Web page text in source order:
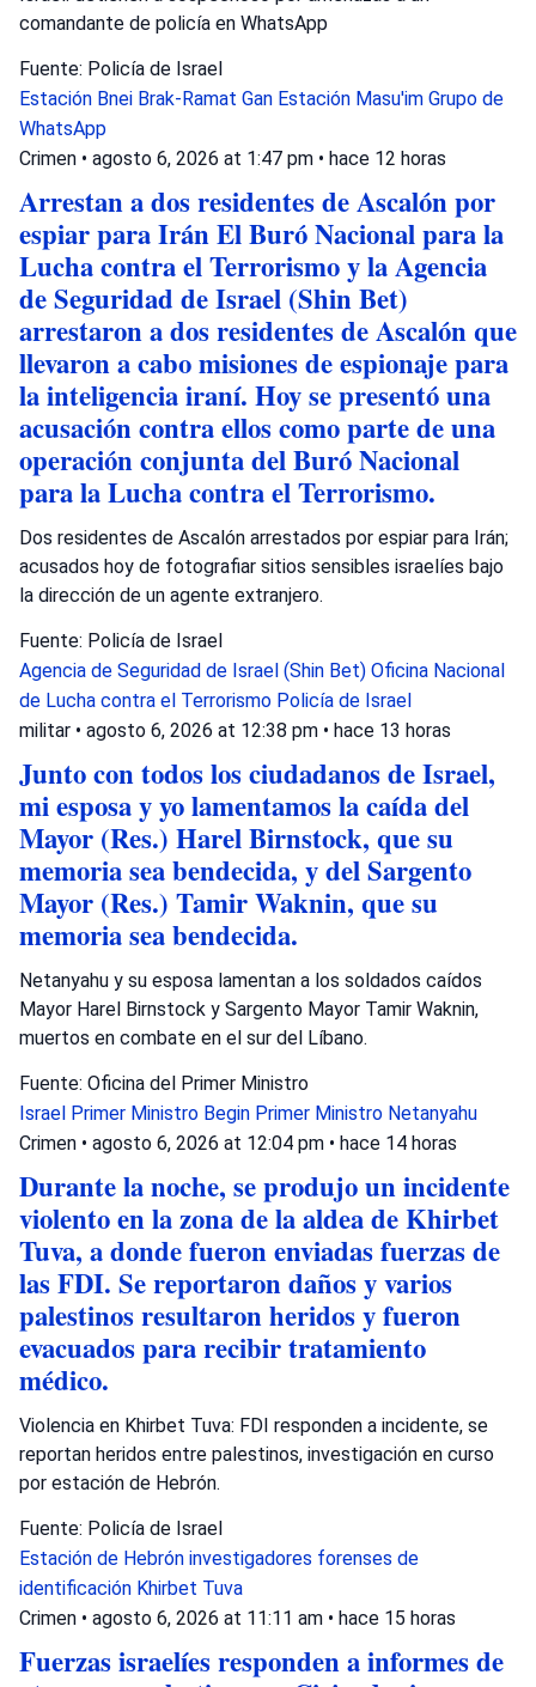
comandante de policía en WhatsApp
Fuente: Policía de Israel
Estación Bnei Brak-Ramat Gan Estación Masu'im Grupo de
WhatsApp
Crimen • agosto 6, 2026 at 1:47 pm • hace 12 horas
Arrestan a dos residentes de Ascalón por
espiar para Irán El Buró Nacional para la
Lucha contra el Terrorismo y la Agencia
de Seguridad de Israel (Shin Bet)
arrestaron a dos residentes de Ascalón que
llevaron a cabo misiones de espionaje para
la inteligencia iraní. Hoy se presentó una
acusación contra ellos como parte de una
operación conjunta del Buró Nacional
para la Lucha contra el Terrorismo.
Dos residentes de Ascalón arrestados por espiar para Irán;
acusados hoy de fotografiar sitios sensibles israelíes bajo
la dirección de un agente extranjero.
Fuente: Policía de Israel
Agencia de Seguridad de Israel (Shin Bet) Oficina Nacional
de Lucha contra el Terrorismo Policía de Israel
militar • agosto 6, 2026 at 12:38 pm • hace 13 horas
Junto con todos los ciudadanos de Israel,
mi esposa y yo lamentamos la caída del
Mayor (Res.) Harel Birnstock, que su
memoria sea bendecida, y del Sargento
Mayor (Res.) Tamir Waknin, que su
memoria sea bendecida.
Netanyahu y su esposa lamentan a los soldados caídos
Mayor Harel Birnstock y Sargento Mayor Tamir Waknin,
muertos en combate en el sur del Líbano.
Fuente: Oficina del Primer Ministro
Israel Primer Ministro Begin Primer Ministro Netanyahu
Crimen • agosto 6, 2026 at 12:04 pm • hace 14 horas
Durante la noche, se produjo un incidente
violento en la zona de la aldea de Khirbet
Tuva, a donde fueron enviadas fuerzas de
las FDI. Se reportaron daños y varios
palestinos resultaron heridos y fueron
evacuados para recibir tratamiento
médico.
Violencia en Khirbet Tuva: FDI responden a incidente, se
reportan heridos entre palestinos, investigación en curso
por estación de Hebrón.
Fuente: Policía de Israel
Estación de Hebrón investigadores forenses de
identificación Khirbet Tuva
Crimen • agosto 6, 2026 at 11:11 am • hace 15 horas
Fuerzas israelíes responden a informes de